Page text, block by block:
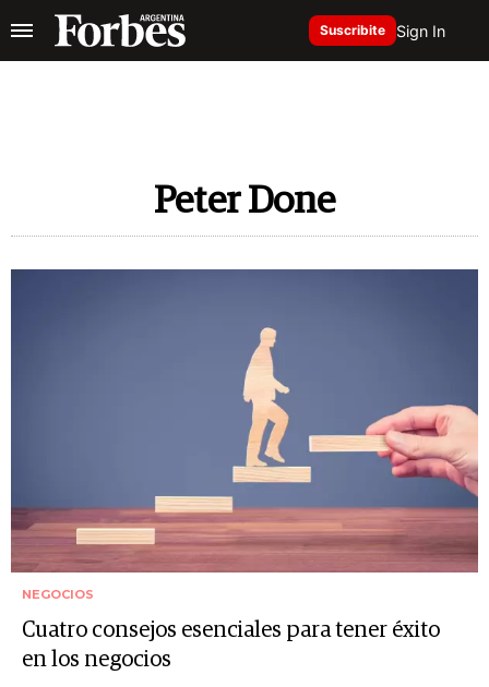
Suscribite Sign In
Peter Done
NEGOCIOS
Cuatro consejos esenciales para tener éxito
en los negocios